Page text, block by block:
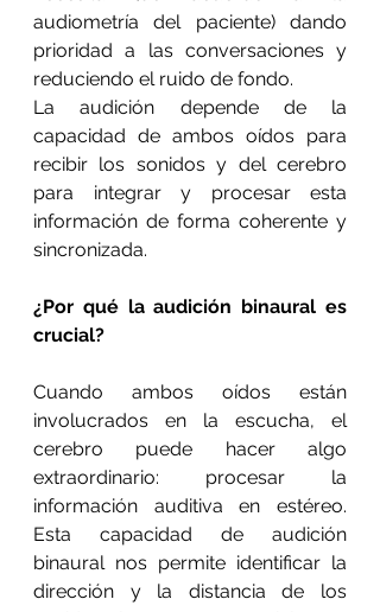
audiometría del paciente) dando
prioridad a las conversaciones y
reduciendo el ruido de fondo.
La audición depende de la
capacidad de ambos oídos para
recibir los sonidos y del cerebro
para integrar y procesar esta
información de forma coherente y
sincronizada.
¿Por qué la audición binaural es
crucial?
Cuando ambos oídos están
involucrados en la escucha, el
cerebro puede hacer algo
extraordinario: procesar la
información auditiva en estéreo.
Esta capacidad de audición
binaural nos permite identificar la
dirección y la distancia de los